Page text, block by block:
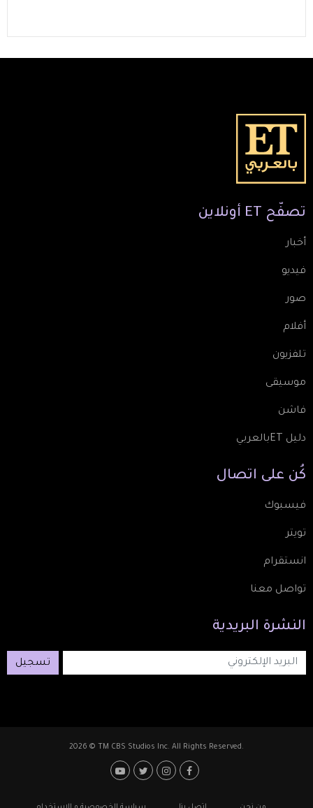
تصفّح ET أونلاين
أخبار
فيديو
صور
أفلام
تلفزيون
موسيقى
فاشن
دليل ETبالعربي
كُن على اتصال
فيسبوك
تويتر
انستقرام
تواصل معنا
النشرة البريدية
تسجيل
2026 © TM CBS Studios Inc. All Rights Reserved.
Footer: Social Media
Footer